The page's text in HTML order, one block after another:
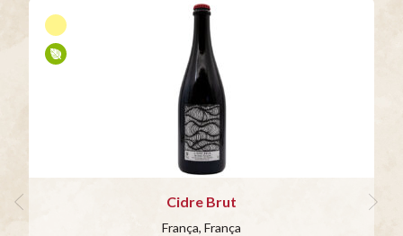
Cidre Brut
França, França